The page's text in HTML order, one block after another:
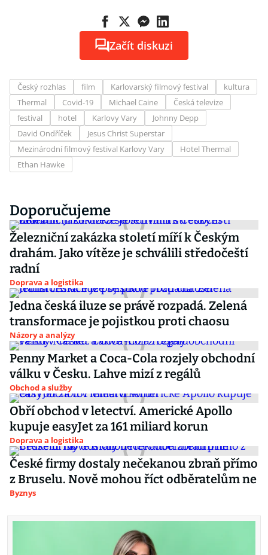
Začít diskuzi
Český rozhlas film Karlovarský filmový festival
kultura
Thermal
Covid-19 Michael Caine
Česká televize
festival
hotel Karlovy Vary
Johnny Depp
David Ondříček
Jesus Christ Superstar
Mezinárodní filmový festival Karlovy Vary
Hotel Thermal
Ethan Hawke
Doporučujeme
Železniční zakázka století míří k Českým
drahám. Jako vítěze je schválili středočeští
radní
Doprava a logistika
Jedna česká iluze se právě rozpadá. Zelená
transformace je pojistkou proti chaosu
Názory a analýzy
Penny Market a Coca-Cola rozjely obchodní
válku v Česku. Lahve mizí z regálů
Obchod a služby
Obří obchod v letectví. Americké Apollo
kupuje easyJet za 161 miliard korun
Doprava a logistika
České firmy dostaly nečekanou zbraň přímo
z Bruselu. Nově mohou říct odběratelům ne
Byznys